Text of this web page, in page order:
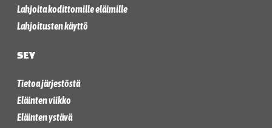
Lahjoita kodittomille eläimille
Lahjoitusten käyttö
SEY
Tietoa järjestöstä
Eläinten viikko
Eläinten ystävä